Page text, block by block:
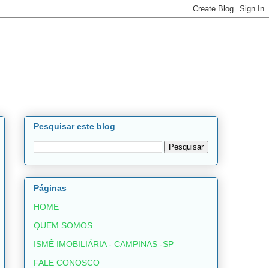
Pesquisar este blog
Páginas
HOME
QUEM SOMOS
ISMÊ IMOBILIÁRIA - CAMPINAS -SP
FALE CONOSCO